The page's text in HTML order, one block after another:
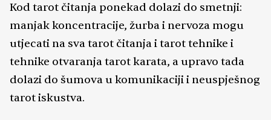
Kod tarot čitanja ponekad dolazi do smetnji:
manjak koncentracije, žurba i nervoza mogu
utjecati na sva tarot čitanja i tarot tehnike i
tehnike otvaranja tarot karata, a upravo tada
dolazi do šumova u komunikaciji i neuspješnog
tarot iskustva.